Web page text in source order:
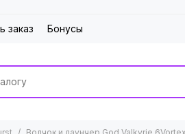
заказ Бонусы